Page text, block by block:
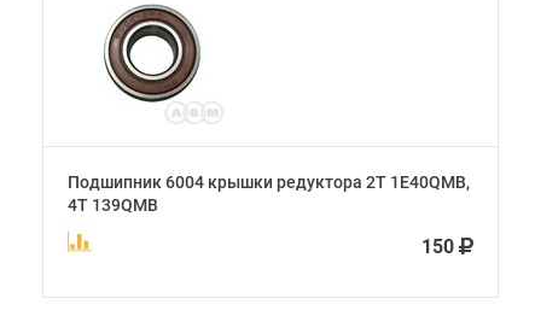
Подшипник 6004 крышки редуктора 2Т 1E40QMB,
4Т 139QMB
150